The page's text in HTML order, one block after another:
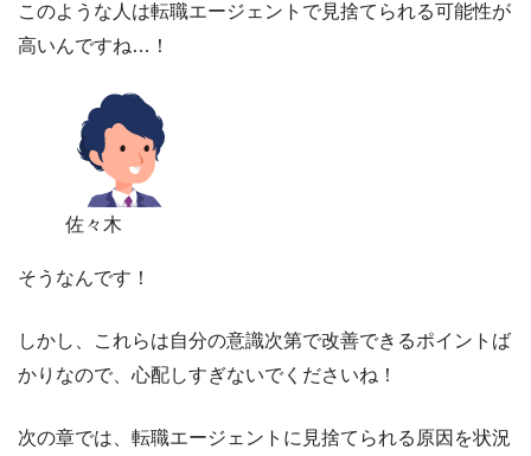
このような人は転職エージェントで見捨てられる可能性が
高いんですね…！
佐々木
そうなんです！
しかし、これらは自分の意識次第で改善できるポイントば
かりなので、心配しすぎないでくださいね！
次の章では、転職エージェントに見捨てられる原因を状況